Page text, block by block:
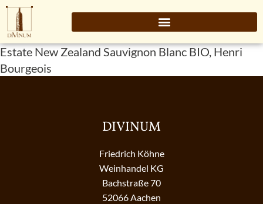
Estate New Zealand Sauvignon Blanc BIO, Henri
Bourgeois
DIVINUM
Friedrich Köhne
Weinhandel KG
Bachstraße 70
52066 Aachen